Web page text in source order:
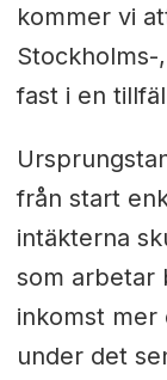
kommer vi
fast i en
från start
intäkterna
som arbetar
inkomst mer
under det